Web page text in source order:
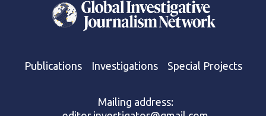
Publications Investigations Special Projects
Mailing address: